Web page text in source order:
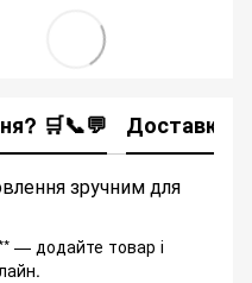
🛒📞💬 Доставка
зручним для
— додайте товар і